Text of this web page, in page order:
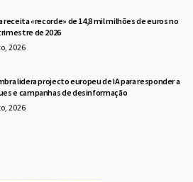
receita «recorde» de 14,8 mil milhões de euros no
de 2026
2026
lidera projecto europeu de IA para responder a
e campanhas de desinformação
2026